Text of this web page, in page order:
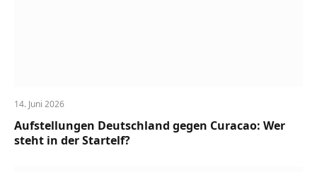
14. Juni 2026
Aufstellungen Deutschland gegen Curacao: Wer
steht in der Startelf?